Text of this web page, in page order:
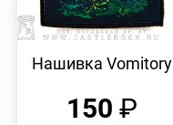
ПРОСМОТР
Нашивка Vomitory
150 ₽